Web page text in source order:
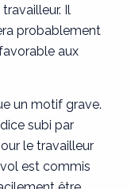
Il
probablement
aux
un motif grave.
subi par
le travailleur
est commis